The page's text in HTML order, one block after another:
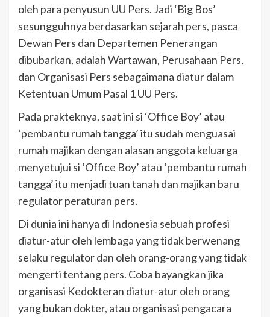
oleh para penyusun UU Pers. Jadi ‘Big Bos’
sesungguhnya berdasarkan sejarah pers, pasca
Dewan Pers dan Departemen Penerangan
dibubarkan, adalah Wartawan, Perusahaan Pers,
dan Organisasi Pers sebagaimana diatur dalam
Ketentuan Umum Pasal 1 UU Pers.
Pada prakteknya, saat ini si ‘Office Boy’ atau
‘pembantu rumah tangga’ itu sudah menguasai
rumah majikan dengan alasan anggota keluarga
menyetujui si ‘Office Boy’ atau ‘pembantu rumah
tangga’ itu menjadi tuan tanah dan majikan baru
regulator peraturan pers.
Di dunia ini hanya di Indonesia sebuah profesi
diatur-atur oleh lembaga yang tidak berwenang
selaku regulator dan oleh orang-orang yang tidak
mengerti tentang pers. Coba bayangkan jika
organisasi Kedokteran diatur-atur oleh orang
yang bukan dokter, atau organisasi pengacara